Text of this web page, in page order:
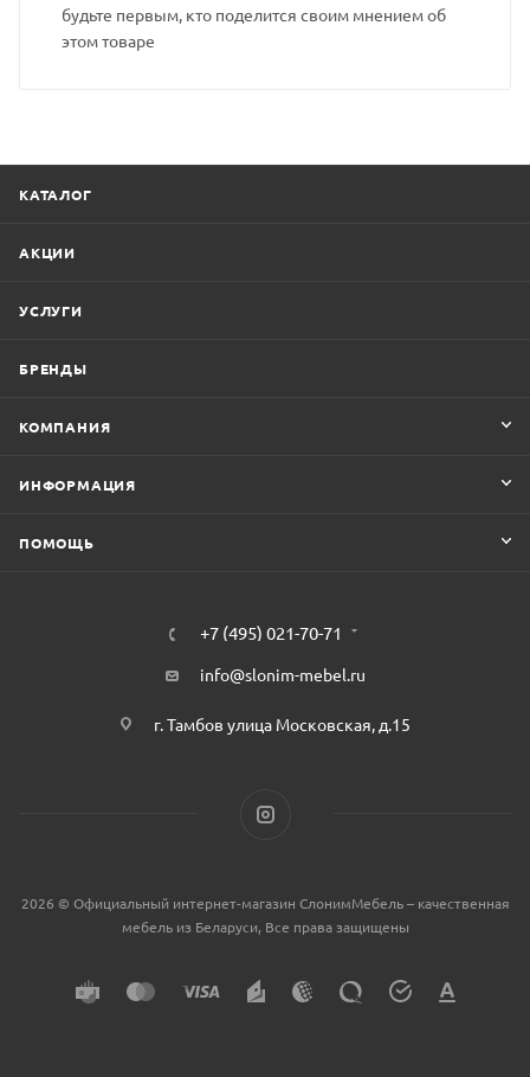
будьте первым, кто поделится своим мнением об
этом товаре
КАТАЛОГ
АКЦИИ
УСЛУГИ
БРЕНДЫ
КОМПАНИЯ
ИНФОРМАЦИЯ
ПОМОЩЬ
+7 (495) 021-70-71
info@slonim-mebel.ru
г. Тамбов улица Московская, д.15
2026 © Официальный интернет-магазин СлонимМебель – качественная
мебель из Беларуси, Все права защищены